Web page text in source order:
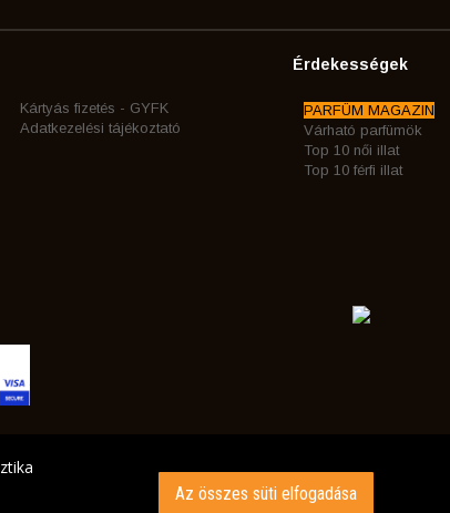
Kártyás fizetés - GYFK
Adatkezelési tájékoztató
Érdekességek
PARFÜM MAGAZIN
Várható parfümök
Top 10 női illat
Top 10 férfi illat
Az összes süti elfogadása